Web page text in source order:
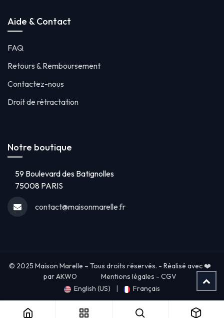
Aide & Contact
FAQ
Retours & Remboursement
Contactez-nous
Droit de rétractation
Notre boutique
59 Boulevard des Batignolles
75008 PARIS
contact@maisonmarelle.fr
© 2025 Maison Marelle – Tous droits réservés. - Réalisé avec ❤️
par AKWO
Mentions légales - CGV
English (US)
| Français